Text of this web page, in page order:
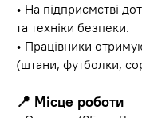
• На підприємстві
та техніки безпеки.
• Працівники
(штани, футболки,
📍 Місце роботи